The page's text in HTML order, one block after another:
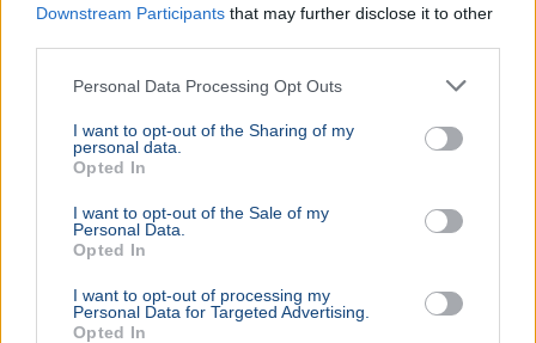
Downstream Participants that may further disclose it to other
Personal Data Processing Opt Outs
I want to opt-out of the Sharing of my
personal data.
Opted In
I want to opt-out of the Sale of my
Personal Data.
Opted In
I want to opt-out of processing my
Personal Data for Targeted Advertising.
Opted In